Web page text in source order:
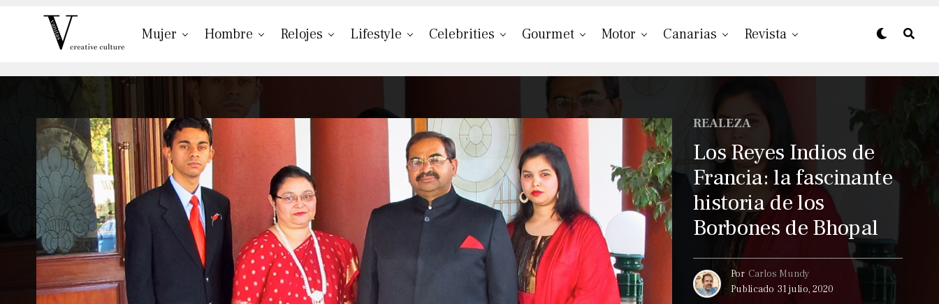
Mujer Hombre Relojes Lifestyle Celebrities Gourmet Motor Canarias Revista
REALEZA
Los Reyes Indios de
Francia: la fascinante
historia de los
Borbones de Bhopal
Por Carlos Mundy
Publicado 31 julio, 2020